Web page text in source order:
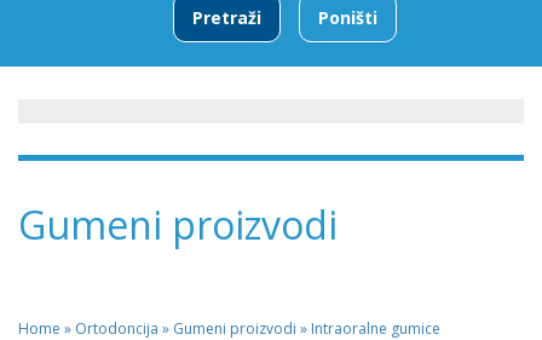
Pretraži Poništi
Gumeni proizvodi
Home » Ortodoncija » Gumeni proizvodi » Intraoralne gumice